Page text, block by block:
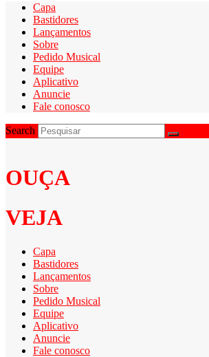
Capa
Bastidores
Lançamentos
Sobre
Pedido Musical
Equipe
Aplicativo
Anuncie
Fale conosco
Search
OUÇA
VEJA
Capa
Bastidores
Lançamentos
Sobre
Pedido Musical
Equipe
Aplicativo
Anuncie
Fale conosco